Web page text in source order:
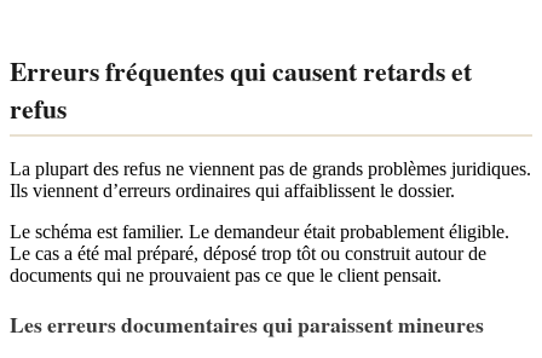
Erreurs fréquentes qui causent retards et
refus
La plupart des refus ne viennent pas de grands problèmes juridiques.
Ils viennent d’erreurs ordinaires qui affaiblissent le dossier.
Le schéma est familier. Le demandeur était probablement éligible.
Le cas a été mal préparé, déposé trop tôt ou construit autour de
documents qui ne prouvaient pas ce que le client pensait.
Les erreurs documentaires qui paraissent mineures